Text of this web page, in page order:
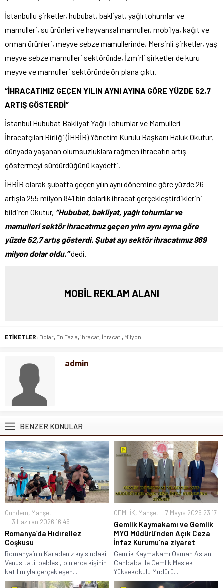
İstanbullu şirketler, hububat, bakliyat, yağlı tohumlar ve
mamulleri, su ürünleri ve hayvansal mamuller, mobilya, kağıt ve
orman ürünleri, meyve sebze mamullerinde, Mersinli şirketler, yaş
meyve sebze mamulleri sektöründe, İzmirli şirketler de kuru
meyve ve mamulleri sektöründe ön plana çıktı.
“İHRACATIMIZ GEÇEN YILIN AYNI AYINA GÖRE YÜZDE 52,7
ARTIŞ GÖSTERDİ”
İstanbul Hububat Bakliyat Yağlı Tohumlar ve Mamulleri
İhracatçıları Birliği (İHBİR) Yönetim Kurulu Başkanı Haluk Okutur,
dünyada yaşanan olumsuzluklara rağmen ihracatın artış
göstermeyi sürdürdüğünü kaydetti.
İHBİR olarak şubatta geçen yılın aynı dönemine göre yüzde 26
artışla 255 milyon 841 bin dolarlık ihracat gerçekleştirdiklerini
bildiren Okutur, “Hububat, bakliyat, yağlı tohumlar ve
mamulleri sektör ihracatımız geçen yılın aynı ayına göre
yüzde 52,7 artış gösterdi. Şubat ayı sektör ihracatımız 969
milyon dolar oldu.”dedi.
MOBİL REKLAM ALANI
ETİKETLER: Dolar En Fazla ihracat İhracatı Milyon
admin
BENZER KONULAR
Gündem, Manşet
3 Haziran 2026 16:46
Romanya’da Hıdırellez
Coşkusu
Romanya’nın Karadeniz kıyısındaki
Venus tatil beldesi, binlerce kişinin
katılımıyla gerçekleşen...
GEMLİK, Manşet 7 Mayıs 2026 23:17
Gemlik Kaymakamı ve Gemlik
MYO Müdürü’nden Açık Ceza
İnfaz Kurumu’na ziyaret
Gemlik Kaymakamı Osman Aslan
Canbaba ile Gemlik Meslek
Yüksekokulu Müdürü...